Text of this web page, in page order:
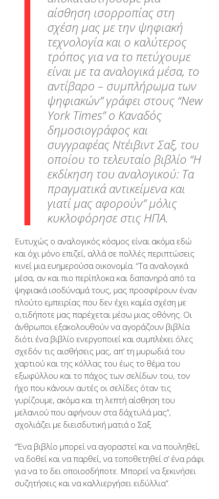
αίσθηση ισορροπίας στη
σχέση μας με την ψηφιακή
τεχνολογία και ο καλύτερος
τρόπος για να το πετύχουμε
είναι με τα αναλογικά μέσα, το
αντίβαρο – συμπλήρωμα των
ψηφιακών” γράφει στους “New
York Times” ο Καναδός
δημοσιογράφος και
συγγραφέας Ντέιβιντ Σαξ, του
οποίου το τελευταίο βιβλίο “Η
εκδίκηση του αναλογικού: Τα
πραγματικά αντικείμενα και
γιατί μας αφορούν” μόλις
κυκλοφόρησε στις ΗΠΑ.
Ευτυχώς ο αναλογικός κόσμος είναι ακόμα εδώ
και όχι μόνο επιζεί, αλλά σε πολλές περιπτώσεις
κινεί μια ευημερούσα οικονομία. “Τα αναλογικά
μέσα, αν και πιο περίπλοκα και δαπανηρά από τα
ψηφιακά ισοδύναμά τους, μας προσφέρουν έναν
πλούτο εμπειρίας που δεν έχει καμία σχέση με
ο,τιδήποτε μας παρέχεται μέσω μιας οθόνης. Οι
άνθρωποι εξακολουθούν να αγοράζουν βιβλία
διότι ένα βιβλίο ενεργοποιεί και συμπλέκει όλες
σχεδόν τις αισθήσεις μας, απ’ τη μυρωδιά του
χαρτιού και της κόλλας του έως το θέμα του
εξωφύλλου και το πάχος των σελίδων του, τον
ήχο που κάνουν αυτές οι σελίδες όταν τις
γυρίζουμε, ακόμα και τη λεπτή αίσθηση του
μελανιού που αφήνουν στα δάχτυλά μας”,
σχολιάζει με διεισδυτική ματιά ο Σαξ.
“Ένα βιβλίο μπορεί να αγοραστεί και να πουληθεί,
να δοθεί και να παρθεί, να τοποθετηθεί σ’ ένα ράφι
για να το δει οποιοσδήποτε. Μπορεί να ξεκινήσει
συζητήσεις και να καλλιεργήσει ειδύλλια”.